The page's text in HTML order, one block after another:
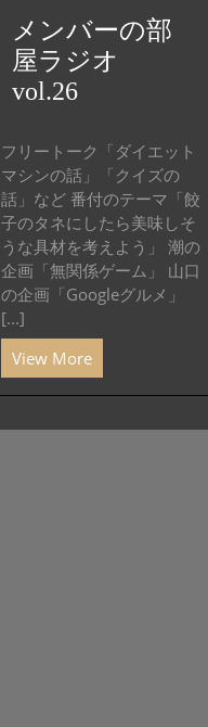
っ
て
メンバーの部
屋ラジオ
vol.26
フリートーク「ダイエット
マシンの話」「クイズの
話」など 番付のテーマ「餃
子のタネにしたら美味しそ
うな具材を考えよう」 潮の
企画「無関係ゲーム」 山口
の企画「Googleグルメ」
[...]
View More